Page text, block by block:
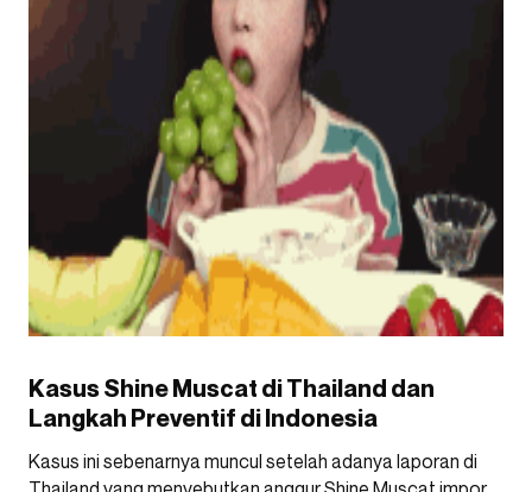
Kasus Shine Muscat di Thailand dan
Langkah Preventif di Indonesia
Kasus ini sebenarnya muncul setelah adanya laporan di